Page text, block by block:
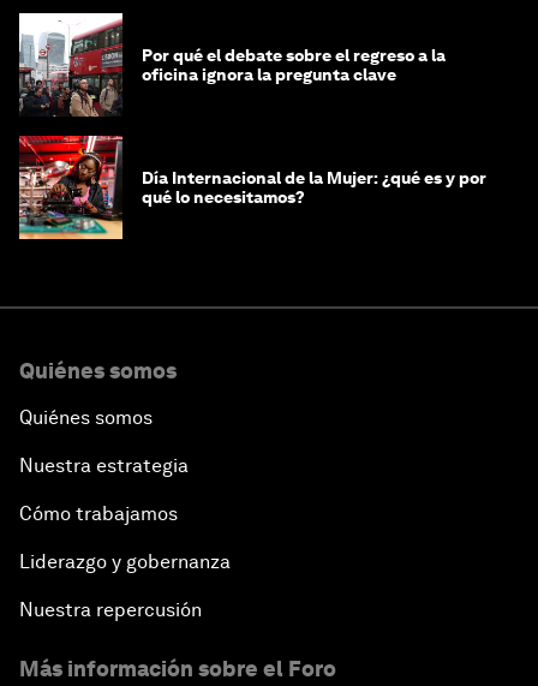
Por qué el debate sobre el regreso a la
oficina ignora la pregunta clave
Día Internacional de la Mujer: ¿qué es y por
qué lo necesitamos?
Quiénes somos
Quiénes somos
Nuestra estrategia
Cómo trabajamos
Liderazgo y gobernanza
Nuestra repercusión
Más información sobre el Foro